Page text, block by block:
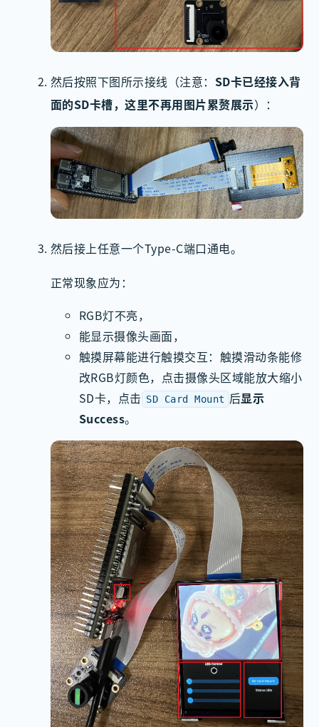
然后按照下图所示接线（注意： SD卡已经接入背
面的SD卡槽，这里不再用图片累赘展示）：
然后接上任意一个Type-C端口通电。
正常现象应为：
RGB灯不亮，
能显示摄像头画面，
触摸屏幕能进行触摸交互：触摸滑动条能修
改RGB灯颜色，点击摄像头区域能放大缩小
SD卡，点击 SD Card Mount 后显示
Success。